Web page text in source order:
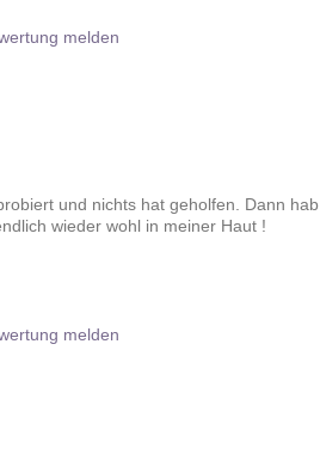
melden
und nichts hat geholfen. Dann hab
wieder wohl in meiner Haut !
melden